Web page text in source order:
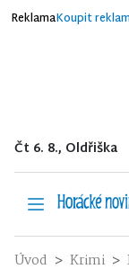
ReklamaKoupit
Čt 6. 8., Oldřiška
Úvod Krimi